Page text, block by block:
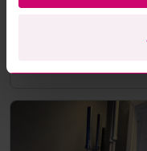
Stockholm